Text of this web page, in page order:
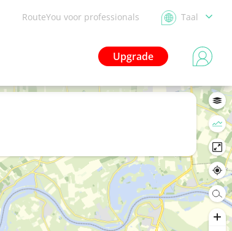
RouteYou voor professionals Taal
Upgrade